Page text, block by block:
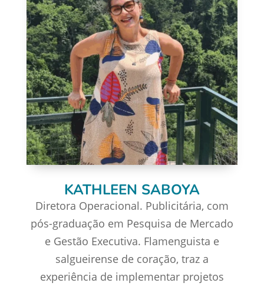
KATHLEEN SABOYA
Diretora Operacional. Publicitária, com
pós-graduação em Pesquisa de Mercado
e Gestão Executiva. Flamenguista e
salgueirense de coração, traz a
experiência de implementar projetos